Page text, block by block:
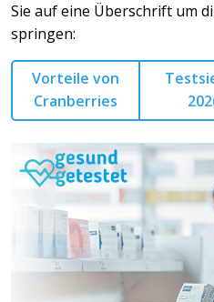
Sie auf eine Überschrift um
springen:
Vorteile von
Cranberries